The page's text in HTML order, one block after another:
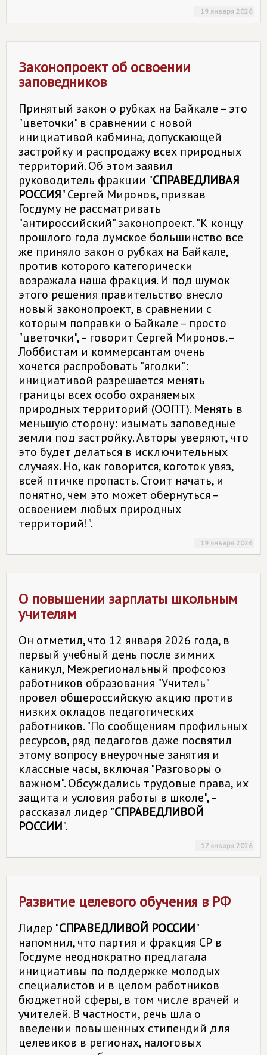
19 января 2026
Законопроект об освоении
заповедников
Принятый закон о рубках на Байкале – это
"цветочки" в сравнении с новой
инициативой кабмина, допускающей
застройку и распродажу всех природных
территорий. Об этом заявил
руководитель фракции "СПРАВЕДЛИВАЯ
РОССИЯ" Сергей Миронов, призвав
Госдуму не рассматривать
"антироссийский" законопроект. "К концу
прошлого года думское большинство все
же приняло закон о рубках на Байкале,
против которого категорически
возражала наша фракция. И под шумок
этого решения правительство внесло
новый законопроект, в сравнении с
которым поправки о Байкале – просто
"цветочки", – говорит Сергей Миронов. –
Лоббистам и коммерсантам очень
хочется распробовать "ягодки":
инициативой разрешается менять
границы всех особо охраняемых
природных территорий (ООПТ). Менять в
меньшую сторону: изымать заповедные
земли под застройку. Авторы уверяют, что
это будет делаться в исключительных
случаях. Но, как говорится, коготок увяз,
всей птичке пропасть. Стоит начать, и
понятно, чем это может обернуться –
освоением любых природных
территорий!".
19 января 2026
О повышении зарплаты школьным
учителям
Он отметил, что 12 января 2026 года, в
первый учебный день после зимних
каникул, Межрегиональный профсоюз
работников образования "Учитель"
провел общероссийскую акцию против
низких окладов педагогических
работников. "По сообщениям профильных
ресурсов, ряд педагогов даже посвятил
этому вопросу внеурочные занятия и
классные часы, включая "Разговоры о
важном". Обсуждались трудовые права, их
защита и условия работы в школе", –
рассказал лидер "СПРАВЕДЛИВОЙ
РОССИИ".
17 января 2026
Развитие целевого обучения в РФ
Лидер "СПРАВЕДЛИВОЙ РОССИИ"
напомнил, что партия и фракция СР в
Госдуме неоднократно предлагала
инициативы по поддержке молодых
специалистов и в целом работников
бюджетной сферы, в том числе врачей и
учителей. В частности, речь шла о
введении повышенных стипендий для
целевиков в регионах, налоговых